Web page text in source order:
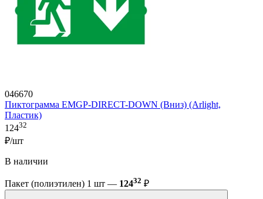
046670
Пиктограмма EMGP-DIRECT-DOWN (Вниз) (Arlight,
Пластик)
12432
₽/шт
В наличии
Пакет (полиэтилен) 1 шт — 12432 ₽